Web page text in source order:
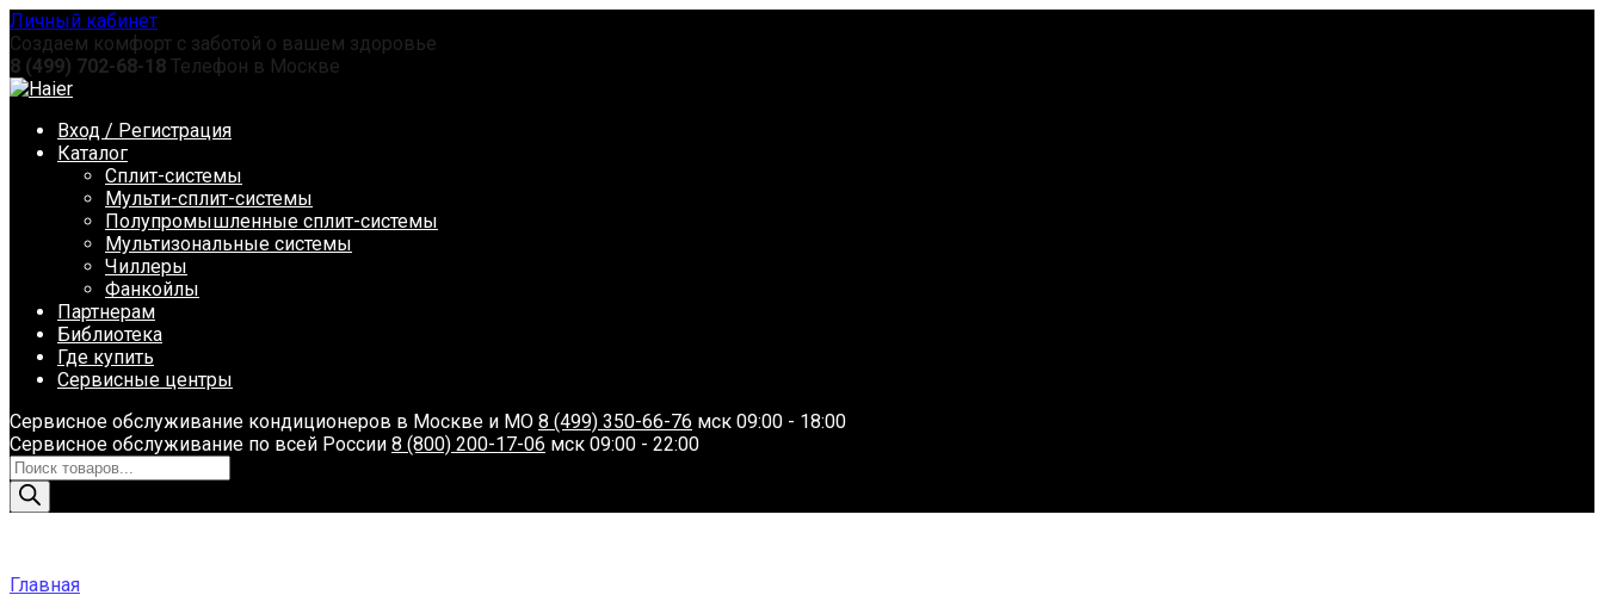
Перейти
к
содержанию
Личный кабинет
Создаем комфорт с заботой о вашем здоровье
8 (499) 702-68-18 Телефон в Москве
Вход / Регистрация
Каталог
Сплит-системы
Мульти-сплит-системы
Полупромышленные сплит-системы
Мультизональные системы
Чиллеры
Фанкойлы
Партнерам
Библиотека
Где купить
Сервисные центры
Сервисное обслуживание кондиционеров в Москве и МО 8 (499) 350-66-76 мск 09:00 - 18:00
Сервисное обслуживание по всей России 8 (800) 200-17-06 мск 09:00 - 22:00
Поиск
товаров
Главная